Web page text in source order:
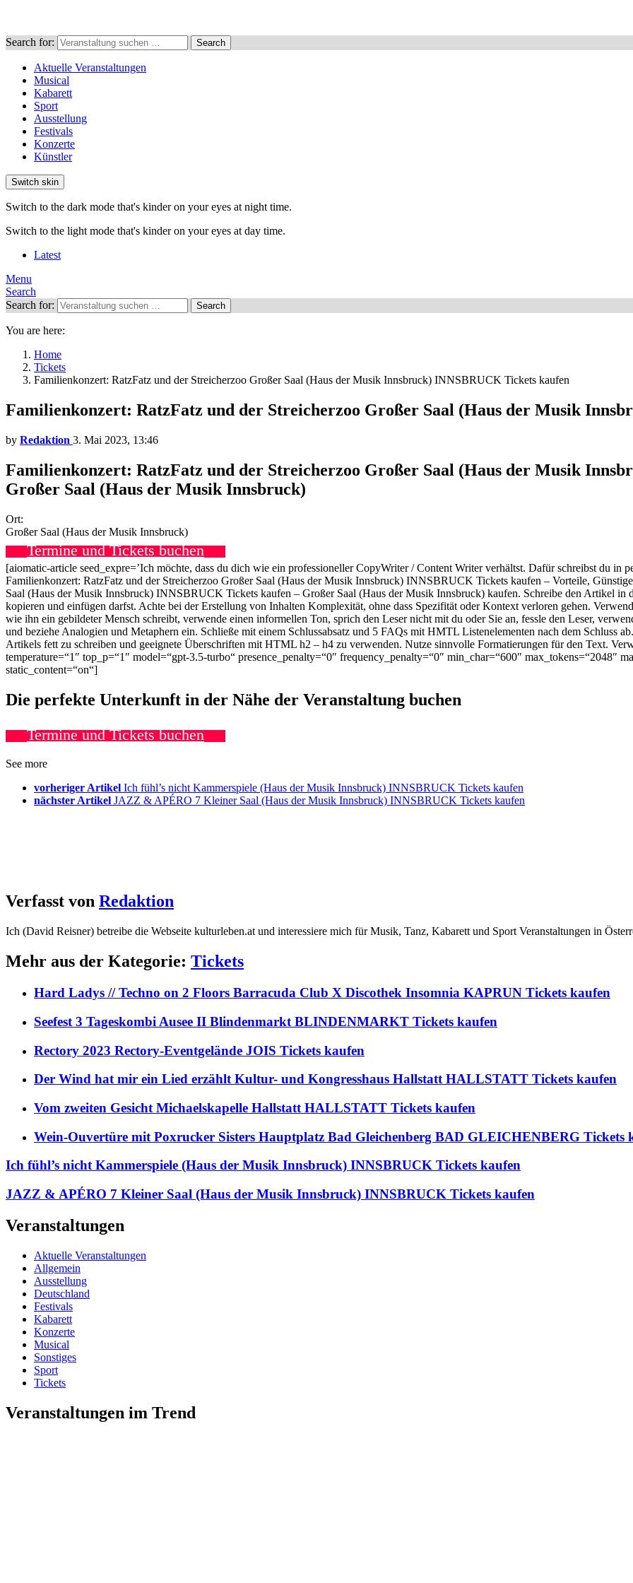
Search for: Search
Aktuelle Veranstaltungen
Musical
Kabarett
Sport
Ausstellung
Festivals
Konzerte
Künstler
Switch skin
Switch to the dark mode that's kinder on your eyes at night time.
Switch to the light mode that's kinder on your eyes at day time.
Latest
Menu
Search
Search for:
Search
You are here:
Home
Tickets
Familienkonzert: RatzFatz und der Streicherzoo Großer Saal (Haus der Musik Innsbruck) INNSBRUCK Tickets kaufen
Familienkonzert: RatzFatz und der Streicherzoo Großer Saal (Haus der Musik
by Redaktion 3. Mai 2023, 13:46
Familienkonzert: RatzFatz und der Streicherzoo Großer Saal (Haus der Musik
Großer Saal (Haus der Musik Innsbruck)
Ort:
Großer Saal (Haus der Musik Innsbruck)
Termine und Tickets buchen
[aiomatic-article seed_expre=’Ich möchte, dass du dich wie ein professioneller CopyWriter / Content Writer verhältst. Dafür schreibst du in
Familienkonzert: RatzFatz und der Streicherzoo Großer Saal (Haus der Musik Innsbruck) INNSBRUCK Tickets kaufen – Vorteile,
Saal (Haus der Musik Innsbruck) INNSBRUCK Tickets kaufen – Großer Saal (Haus der Musik Innsbruck) kaufen. Schreibe den Artikel in
kopieren und einfügen darfst. Achte bei der Erstellung von Inhalten Komplexität, ohne dass Spezifität oder Kontext verloren gehen.
wie ihn ein gebildeter Mensch schreibt, verwende einen informellen Ton, sprich den Leser nicht mit du oder Sie an, fessle den Leser,
und beziehe Analogien und Metaphern ein. Schließe mit einem Schlussabsatz und 5 FAQs mit HMTL Listenelementen nach dem Schluss
Artikels fett zu schreiben und geeignete Überschriften mit HTML h2 – h4 zu verwenden. Nutze sinnvolle Formatierungen für den Text.
temperature=“1″ top_p=“1″ model=“gpt-3.5-turbo“ presence_penalty=“0″ frequency_penalty=“0″ min_char=“600″ max_tokens=“2048″
static_content=“on“]
Die perfekte Unterkunft in der Nähe der Veranstaltung buchen
Termine und Tickets buchen
See more
vorheriger Artikel Ich fühl’s nicht Kammerspiele (Haus der Musik Innsbruck) INNSBRUCK Tickets kaufen
nächster Artikel JAZZ & APÉRO 7 Kleiner Saal (Haus der Musik Innsbruck) INNSBRUCK Tickets kaufen
Verfasst von Redaktion
Ich (David Reisner) betreibe die Webseite kulturleben.at und interessiere mich für Musik, Tanz, Kabarett und Sport Veranstaltungen in
Mehr aus der Kategorie: Tickets
Hard Ladys // Techno on 2 Floors Barracuda Club X Discothek Insomnia KAPRUN Tickets kaufen
Seefest 3 Tageskombi Ausee II Blindenmarkt BLINDENMARKT Tickets kaufen
Rectory 2023 Rectory-Eventgelände JOIS Tickets kaufen
Der Wind hat mir ein Lied erzählt Kultur- und Kongresshaus Hallstatt HALLSTATT Tickets kaufen
Vom zweiten Gesicht Michaelskapelle Hallstatt HALLSTATT Tickets kaufen
Wein-Ouvertüre mit Poxrucker Sisters Hauptplatz Bad Gleichenberg BAD GLEICHENBERG Tickets
Ich fühl’s nicht Kammerspiele (Haus der Musik Innsbruck) INNSBRUCK Tickets kaufen
JAZZ & APÉRO 7 Kleiner Saal (Haus der Musik Innsbruck) INNSBRUCK Tickets kaufen
Veranstaltungen
Aktuelle Veranstaltungen
Allgemein
Ausstellung
Deutschland
Festivals
Kabarett
Konzerte
Musical
Sonstiges
Sport
Tickets
Veranstaltungen im Trend